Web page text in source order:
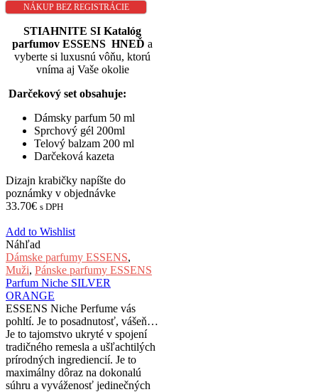
NÁKUP BEZ REGISTRÁCIE
STIAHNITE SI Katalóg
parfumov ESSENS HNEĎ a
vyberte si luxusnú vôňu, ktorú
vníma aj Vaše okolie
Darčekový set obsahuje:
Dámsky parfum 50 ml
Sprchový gél 200ml
Telový balzam 200 ml
Darčeková kazeta
Dizajn krabičky napíšte do
poznámky v objednávke
33.70€ s DPH
Add to Wishlist
Náhľad
Dámske parfumy ESSENS,
Muži, Pánske parfumy ESSENS
Parfum Niche SILVER
ORANGE
ESSENS Niche Perfume vás
pohltí. Je to posadnutosť, vášeň…
Je to tajomstvo ukryté v spojení
tradičného remesla a ušľachtilých
prírodných ingrediencií. Je to
maximálny dôraz na dokonalú
súhru a vyváženosť jedinečných